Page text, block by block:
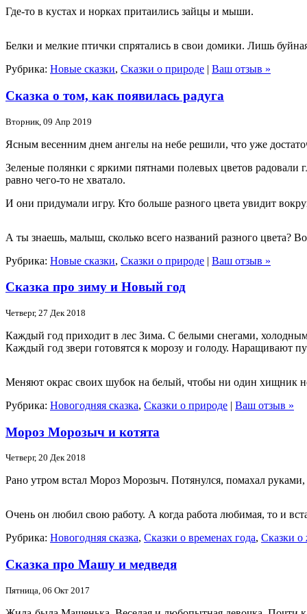
Где-то в кустах и норках притаились зайцы и мыши.
Белки и мелкие птички спрятались в свои домики. Лишь
Рубрика: Новые сказки, Сказки о природе | Ваш отзыв »
Сказка о том, как появилась радуга
Вторник, 09 Апр 2019
Ясным весенним днем ангелы на небе решили, что уже
Зеленые полянки с яркими пятнами полевых цветов радовали
равно чего-то не хватало.
И они придумали игру. Кто больше разного цвета увидит
А ты знаешь, малыш, сколько всего названий разного цвета?
Рубрика: Новые сказки, Сказки о природе | Ваш отзыв »
Сказка про зиму и Новый год
Четверг, 27 Дек 2018
Каждый год приходит в лес Зима. С белыми снегами,
Каждый год звери готовятся к морозу и голоду. Наращивают
Меняют окрас своих шубок на белый, чтобы ни один хищник
Рубрика: Новогодняя сказка, Сказки о природе | Ваш отзыв »
Мороз Морозыч и котята
Четверг, 20 Дек 2018
Рано утром встал Мороз Морозыч. Потянулся, помахал
Очень он любил свою работу. А когда работа любимая, то и
Рубрика: Новогодняя сказка, Сказки о временах года, Сказки
Сказка про Машу и медведя
Пятница, 06 Окт 2017